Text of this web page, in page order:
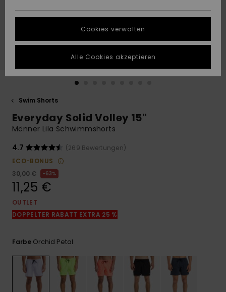
Highlights
Highlights
Starten Sie eine
um die
schnellste
Antwort auf Ihre
Finden Sie
die häufigsten
Fragen sowie
SHOPS
QUIKSILVER APP
WUNSCHLISTE
Swim Shorts
Everyday Solid Volley 15"
Männer Lila Schwimmshorts
4.7
(269 Bewertungen)
ECO-BONUS
30,00 €
63%
11,25 €
OUTLET
DOPPELTER RABATT EXTRA 25 %
Farbe Orchid Petal
Cookies verwalten
Alle Cookies akzeptieren